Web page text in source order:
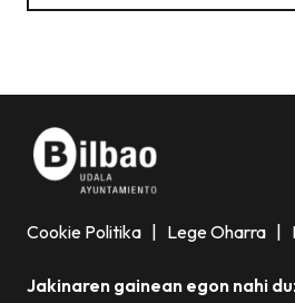
Cookie Politika Lege Oharra
Jakinaren gainean egon nahi